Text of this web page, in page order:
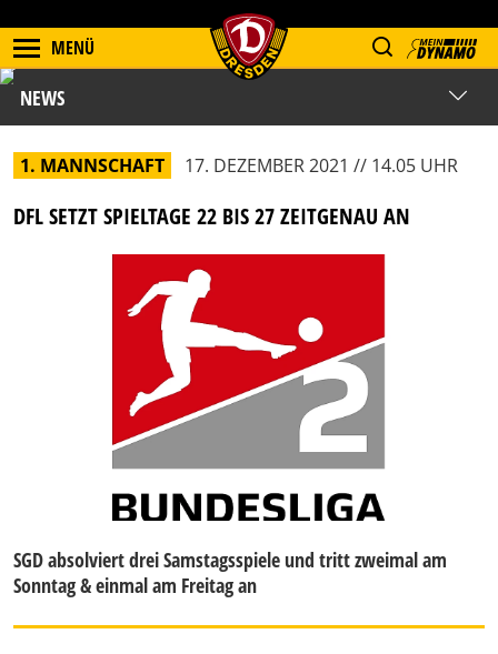
MENÜ
NEWS
1. MANNSCHAFT 17. DEZEMBER 2021 // 14.05 UHR
DFL SETZT SPIELTAGE 22 BIS 27 ZEITGENAU AN
SGD absolviert drei Samstagsspiele und tritt zweimal am
Sonntag & einmal am Freitag an